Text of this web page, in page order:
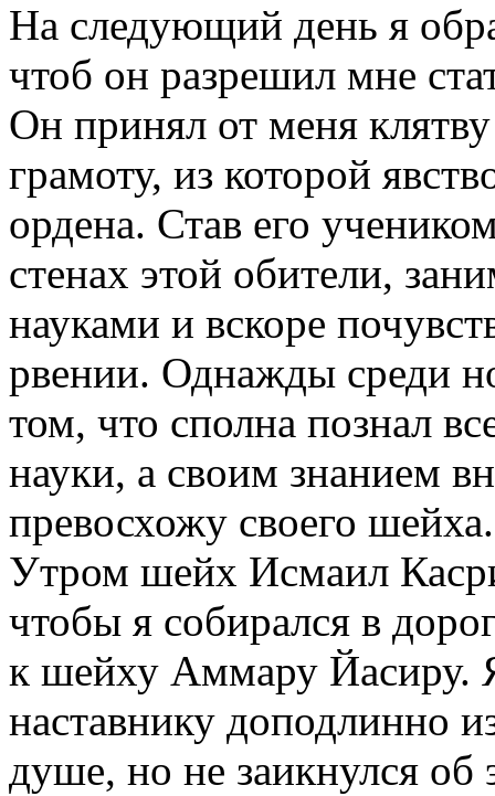
На следующий день я
чтоб он разрешил мне
Он принял от меня
грамоту, из которой
ордена. Став его
стенах этой обители,
науками и вскоре
рвении. Однажды среди
том, что сполна познал
науки, а своим знанием
превосхожу своего шейха.
Утром шейх Исмаил
чтобы я собирался в
к шейху Аммару Йасиру.
наставнику доподлинно
душе, но не заикнулся